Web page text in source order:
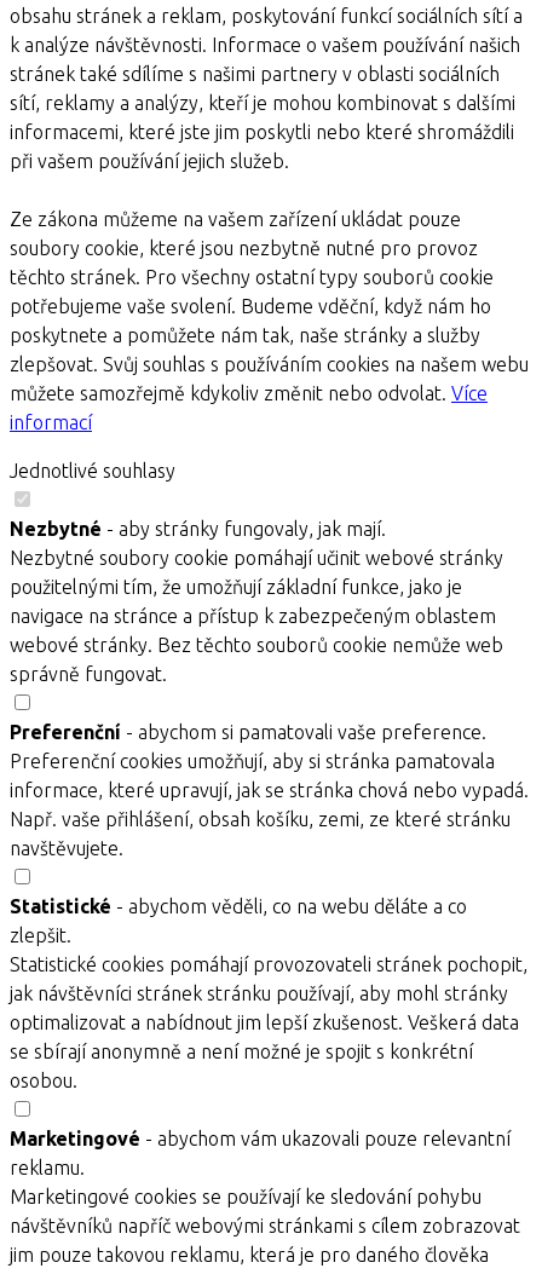
obsahu stránek a reklam, poskytování funkcí sociálních sítí a
k analýze návštěvnosti. Informace o vašem používání našich
stránek také sdílíme s našimi partnery v oblasti sociálních
sítí, reklamy a analýzy, kteří je mohou kombinovat s dalšími
informacemi, které jste jim poskytli nebo které shromáždili
při vašem používání jejich služeb.
Ze zákona můžeme na vašem zařízení ukládat pouze
soubory cookie, které jsou nezbytně nutné pro provoz
těchto stránek. Pro všechny ostatní typy souborů cookie
potřebujeme vaše svolení. Budeme vděční, když nám ho
poskytnete a pomůžete nám tak, naše stránky a služby
zlepšovat. Svůj souhlas s používáním cookies na našem webu
můžete samozřejmě kdykoliv změnit nebo odvolat. Více
informací
Jednotlivé souhlasy
Nezbytné - aby stránky fungovaly, jak mají.
Nezbytné soubory cookie pomáhají učinit webové stránky
použitelnými tím, že umožňují základní funkce, jako je
navigace na stránce a přístup k zabezpečeným oblastem
webové stránky. Bez těchto souborů cookie nemůže web
správně fungovat.
Preferenční - abychom si pamatovali vaše preference.
Preferenční cookies umožňují, aby si stránka pamatovala
informace, které upravují, jak se stránka chová nebo vypadá.
Např. vaše přihlášení, obsah košíku, zemi, ze které stránku
navštěvujete.
Statistické - abychom věděli, co na webu děláte a co
zlepšit.
Statistické cookies pomáhají provozovateli stránek pochopit,
jak návštěvníci stránek stránku používají, aby mohl stránky
optimalizovat a nabídnout jim lepší zkušenost. Veškerá data
se sbírají anonymně a není možné je spojit s konkrétní
osobou.
Marketingové - abychom vám ukazovali pouze relevantní
reklamu.
Marketingové cookies se používají ke sledování pohybu
návštěvníků napříč webovými stránkami s cílem zobrazovat
jim pouze takovou reklamu, která je pro daného člověka